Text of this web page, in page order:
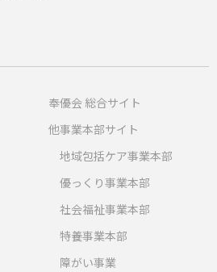
奉優会 総合サイト
他事業本部サイト
地域包括ケア事業本部
優っくり事業本部
社会福祉事業本部
特養事業本部
障がい事業